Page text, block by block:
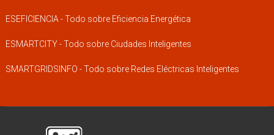
ESEFICIENCIA - Todo sobre Eficiencia Energética
ESMARTCITY - Todo sobre Ciudades Inteligentes
SMARTGRIDSINFO - Todo sobre Redes Eléctricas Inteligentes